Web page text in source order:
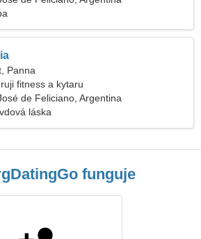
Panna
fitness a kytaru
de Feliciano, Argentina
láska
funguje